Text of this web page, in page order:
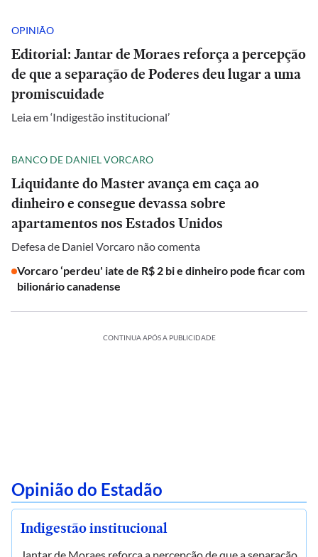
OPINIÃO
Editorial: Jantar de Moraes reforça a percepção
de que a separação de Poderes deu lugar a uma
promiscuidade
Leia em ‘Indigestão institucional’
BANCO DE DANIEL VORCARO
Liquidante do Master avança em caça ao
dinheiro e consegue devassa sobre
apartamentos nos Estados Unidos
Defesa de Daniel Vorcaro não comenta
Vorcaro ‘perdeu' iate de R$ 2 bi e dinheiro pode ficar com
bilionário canadense
CONTINUA APÓS A PUBLICIDADE
Opinião do Estadão
Indigestão institucional